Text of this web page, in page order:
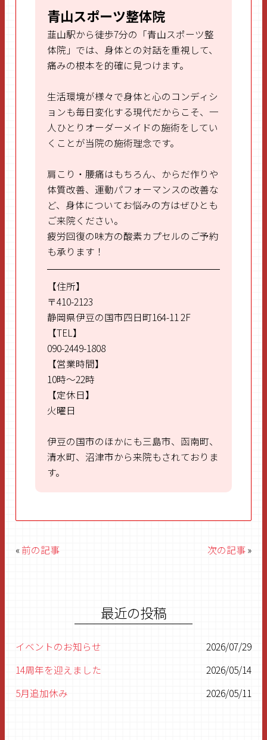
b
o
o
k
er l
青山スポーツ整体院
韮山駅から徒歩7分の「青山スポーツ整
体院」では、身体との対話を重視して、
痛みの根本を的確に見つけます。
生活環境が様々で身体と心のコンディシ
ョンも毎日変化する現代だからこそ、一
人ひとりオーダーメイドの施術をしてい
くことが当院の施術理念です。
肩こり・腰痛はもちろん、からだ作りや
体質改善、運動パフォーマンスの改善な
ど、身体についてお悩みの方はぜひとも
ご来院ください。
疲労回復の味方の酸素カプセルのご予約
も承ります！
【住所】
〒410-2123
静岡県伊豆の国市四日町164-11 2F
【TEL】
090-2449-1808
【営業時間】
10時～22時
【定休日】
火曜日
伊豆の国市のほかにも三島市、函南町、
清水町、沼津市から来院もされておりま
す。
«前の記事 次の記事»
最近の投稿
イベントのお知らせ
2026/07/29
14周年を迎えました
2026/05/14
5月追加休み
2026/05/11